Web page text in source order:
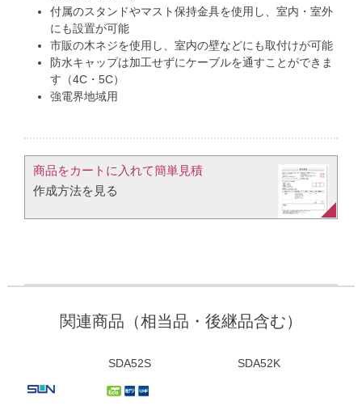
付属のスタンドやマスト保持金具を使用し、室内・室外
にも設置が可能
市販の木ネジを使用し、室内の壁などにも取付けが可能
防水キャップは加工せずにケーブルを通すことができま
す（4C・5C）
強電界地域用
商品をカートに入れて簡単見積​
作成方法を見る​​
関連商品（相当品・後継品含む）
SDA52S SDA52K